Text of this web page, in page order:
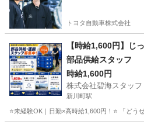
トヨタ自動車株式会社
【時給1,600円】じ
部品供給スタッフ
時給1,600円
株式会社碧海スタッフ
新川町駅
⭐未経験OK｜日勤×高時給1,600円！⭐ 「ど